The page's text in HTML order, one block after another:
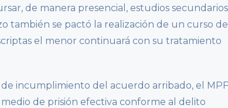
de manera presencial, estudios secundarios
también se pactó la realización de un curso de
el menor continuará con su tratamiento
incumplimiento del acuerdo arribado, el MPF
de prisión efectiva conforme al delito